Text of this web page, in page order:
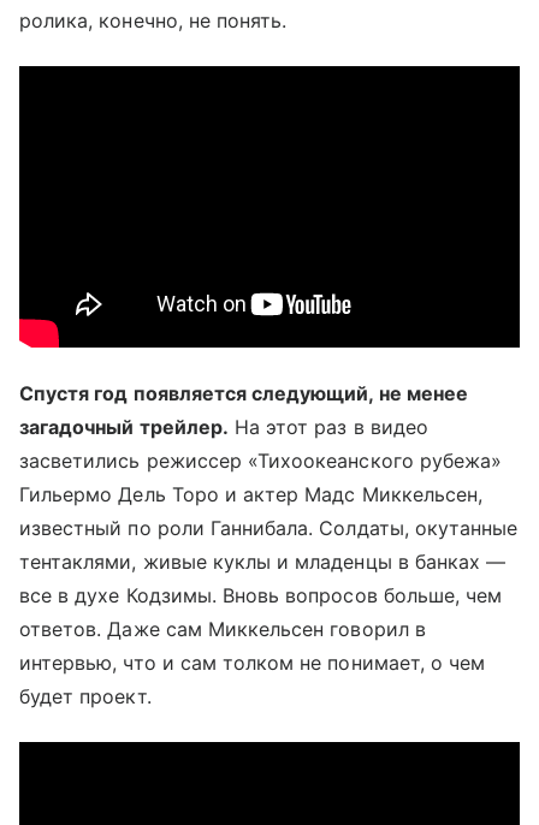
ролика, конечно, не понять.
Спустя год появляется следующий, не менее
загадочный трейлер. На этот раз в видео
засветились режиссер «Тихоокеанского рубежа»
Гильермо Дель Торо и актер Мадс Миккельсен,
известный по роли Ганнибала. Солдаты, окутанные
тентаклями, живые куклы и младенцы в банках —
все в духе Кодзимы. Вновь вопросов больше, чем
ответов. Даже сам Миккельсен говорил в
интервью, что и сам толком не понимает, о чем
будет проект.